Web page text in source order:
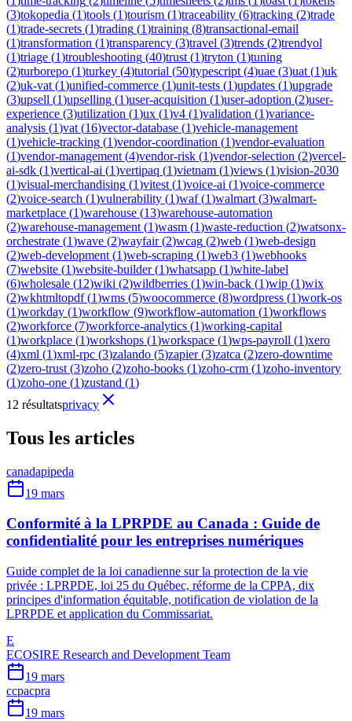
(3)tokopedia (1)tools (1)tourism (1)traceability (6)tracking (2)trade
(1)trade-secrets (1)trading (1)training (8)transactional-email
(1)transformation (1)transparency (3)travel (3)trends (2)trendyol
(1)triage (1)troubleshooting (40)trust (1)tryton (1)tuning
(2)turborepo (1)turkey (4)tutorial (50)typescript (4)uae (3)uat (1)uk
(2)uk-vat (1)unified-commerce (1)unit-tests (1)updates (1)upgrade
(3)upsell (1)upselling (1)user-acquisition (1)user-adoption (2)user-
experience (3)utilization (1)ux (1)v4 (1)validation (1)variance-
analysis (1)vat (16)vector-database (1)vehicle-management
(1)vehicle-tracking (1)vendor-coordination (1)vendor-evaluation
(1)vendor-management (4)vendor-risk (1)vendor-selection (2)vercel-
ai-sdk (1)vertical-ai (1)vertipaq (1)vietnam (1)views (1)vision-2030
(1)visual-merchandising (1)vitest (1)voice-ai (1)voice-commerce
(2)voice-search (1)vulnerability (1)waf(1)walmart (3)walmart-
marketplace (1)warehouse (13)warehouse-automation
(2)warehouse-management (1)wasm (1)waste-reduction (2)watsonx-
orchestrate (1)wave (2)wayfair(2)wcag (2)web (1)web-design
(2)web-development (1)web-scraping (1)web3 (1)webhooks
(7)website (1)website-builder(1)whatsapp (1)white-label
(6)wholesale (12)wiki (2)wildberries (1)win-back (1)wip (1)wix
(2)wkhtmltopdf(1)wms (5)woocommerce (8)wordpress (1)work-os
(1)workday (1)workflow (9)workflow-automation (1)workflows
(2)workforce (7)workforce-analytics (1)working-capital
(1)workplace (1)workshops (1)workspace (1)wps-payroll (1)xero
(4)xml (1)xml-rpc (3)zalando (5)zapier(3)zatca (2)zero-downtime
(2)zero-trust (3)zoho (2)zoho-books (1)zoho-crm (1)zoho-inventory
(1)zoho-one (1)zustand (1)
12 résultatsprivacy
Tous les articles
canadapipeda
19 mars
Conformité à la LPRPDE au Canada : Guide de
confidentialité pour les entreprises numériques
Guide complet de la loi canadienne sur la protection de la vie
privée : LPRPDE, loi 25 du Québec, réforme de la CPPA, dix
principes d'information équitable, notification de violation de la
LPRPDE et application du Commissariat.
E
ECOSIRE Research and Development Team
19 mars
ccpacpra
19 mars